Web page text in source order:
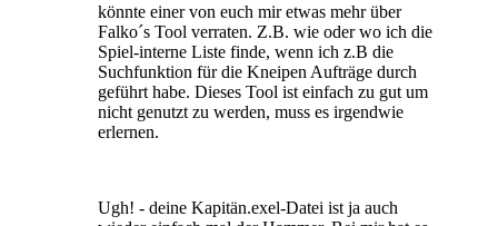
könnte einer von euch mir etwas mehr über
Falko´s Tool verraten. Z.B. wie oder wo ich die
Spiel-interne Liste finde, wenn ich z.B die
Suchfunktion für die Kneipen Aufträge durch
geführt habe. Dieses Tool ist einfach zu gut um
nicht genutzt zu werden, muss es irgendwie
erlernen.
Ugh! - deine Kapitän.exel-Datei ist ja auch